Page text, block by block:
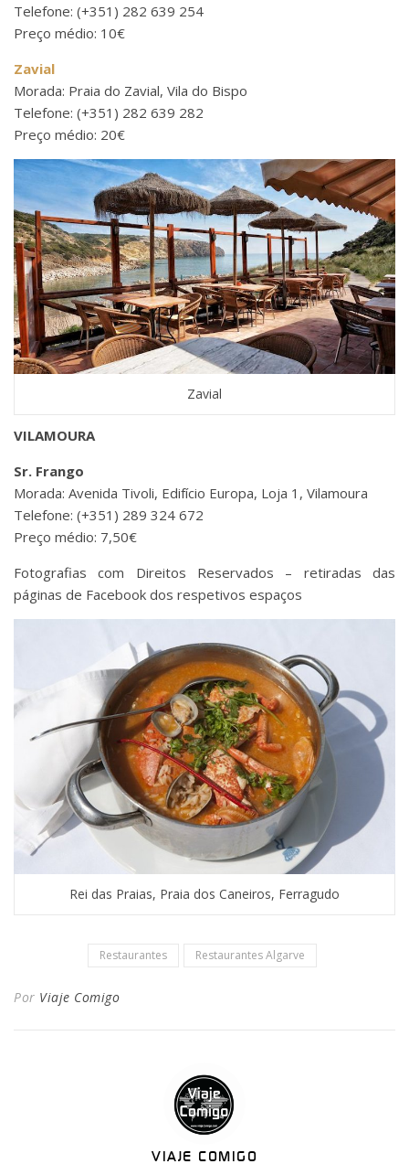
Telefone: (+351) 282 639 254
Preço médio: 10€
Zavial
Morada: Praia do Zavial, Vila do Bispo
Telefone: (+351) 282 639 282
Preço médio: 20€
Zavial
VILAMOURA
Sr. Frango
Morada: Avenida Tivoli, Edifício Europa, Loja 1, Vilamoura
Telefone: (+351) 289 324 672
Preço médio: 7,50€
Fotografias com Direitos Reservados – retiradas das
páginas de Facebook dos respetivos espaços
Rei das Praias, Praia dos Caneiros, Ferragudo
Restaurantes Restaurantes Algarve
Por Viaje Comigo
VIAJE COMIGO